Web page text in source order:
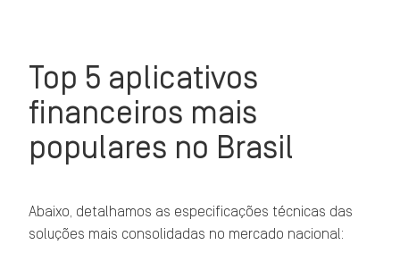
Top 5 aplicativos
financeiros mais
populares no Brasil
Abaixo, detalhamos as especificações técnicas das
soluções mais consolidadas no mercado nacional: